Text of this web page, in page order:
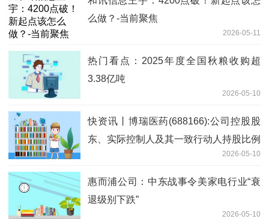
么做？-当前聚焦
2026-05-11
热门看点：2025年度全国秋粮收购超
3.38亿吨
2026-05-10
快资讯丨博瑞医药(688166):公司控股股
东、实际控制人及其一致行动人持股比例
被动稀释触及1%刻度的提示性公告2026-05-10
惠而浦公司：中东战事令美家电行业“衰
退级别下跌”
2026-05-10